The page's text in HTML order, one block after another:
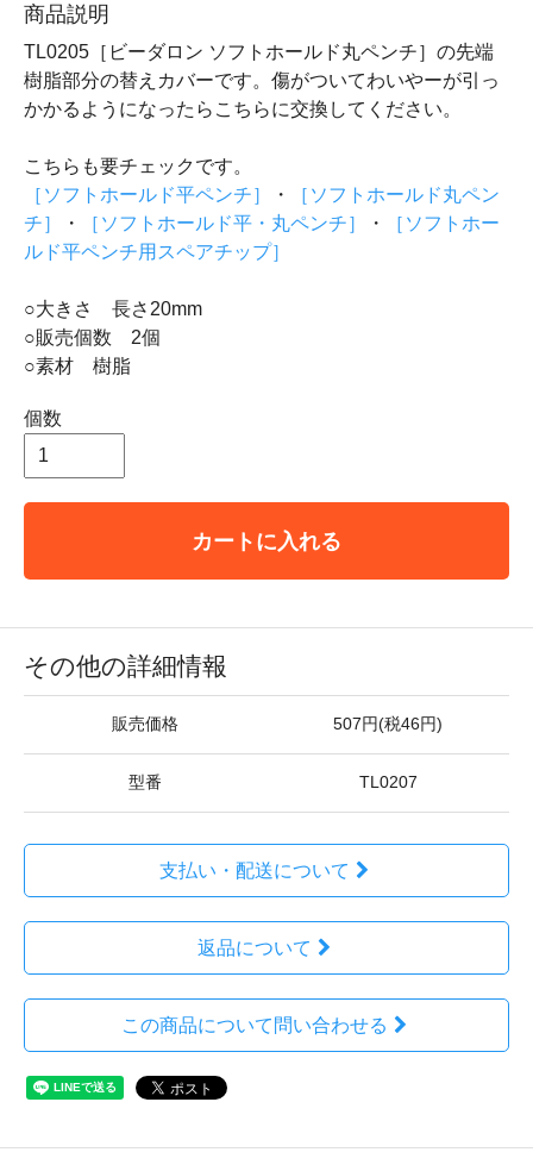
商品説明
TL0205［ビーダロン ソフトホールド丸ペンチ］の先端
樹脂部分の替えカバーです。傷がついてわいやーが引っ
かかるようになったらこちらに交換してください。
こちらも要チェックです。
［ソフトホールド平ペンチ］
・
［ソフトホールド丸ペン
チ］
・ ［ソフトホールド平・丸ペンチ］ ・
［ソフトホー
ルド平ペンチ用スペアチップ］
○大きさ 長さ20mm
○販売個数 2個
○素材 樹脂
個数
カートに入れる
その他の詳細情報
販売価格 507円(税46円)
型番 TL0207
支払い・配送について
返品について
この商品について問い合わせる